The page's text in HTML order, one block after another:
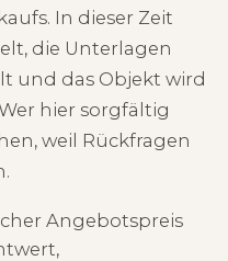
In dieser Zeit
die Unterlagen
und das Objekt wird
hier sorgfältig
weil Rückfragen
Angebotspreis